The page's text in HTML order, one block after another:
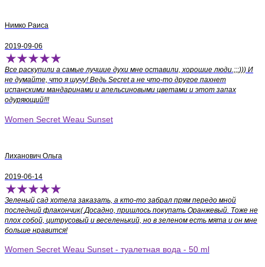
Нимко Раиса
2019-09-06
Все раскупили а самые лучшие духи мне оставили, хорошие люди.;;;))) И
не думайте, что я шучу! Ведь Secret а не что-то другое пахнет
испанскими мандаринами и апельсиновыми цветами и этот запах
одуряющий!!!
Women Secret Weau Sunset
Лиханович Ольга
2019-06-14
Зеленый сад хотела заказать, а кто-то забрал прям передо мной
последний флакончик( Досадно, пришлось покупать Оранжевый. Тоже не
плох собой, цитрусовый и веселенький, но в зеленом есть мята и он мне
больше нравится!
Women Secret Weau Sunset - туалетная вода - 50 ml